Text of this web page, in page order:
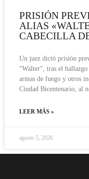
PRISIÓN
ALIAS
CABECILLA
Un juez dictó prisión
“Walter”, tras el
armas de fuego y otros
Ciudad Bicentenario, al
LEER MÁS »
agosto 5, 2026